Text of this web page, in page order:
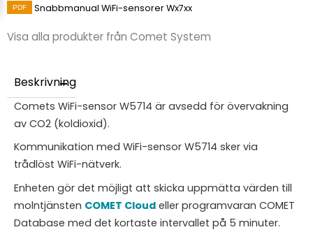
Snabbmanual WiFi-sensorer Wx7xx
Visa alla produkter från Comet System
Beskrivning
Comets WiFi-sensor W5714 är avsedd för övervakning
av CO2 (koldioxid).
Kommunikation med WiFi-sensor W5714 sker via
trådlöst WiFi-nätverk.
Enheten gör det möjligt att skicka uppmätta värden till
molntjänsten COMET Cloud eller programvaran COMET
Database med det kortaste intervallet på 5 minuter.